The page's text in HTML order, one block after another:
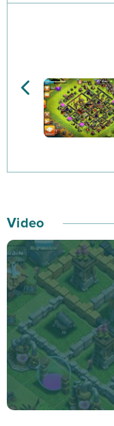
rozkazy! Zaproś
Klanów, używając
pomocą artylerii,
pułapkami,
wszystkie chwyty
strategie bitewne
kolejne wioski,
Clash of Clans to
online. Dzięki tej
kreatywnie
autobusie czy
przyjaciół,
Video